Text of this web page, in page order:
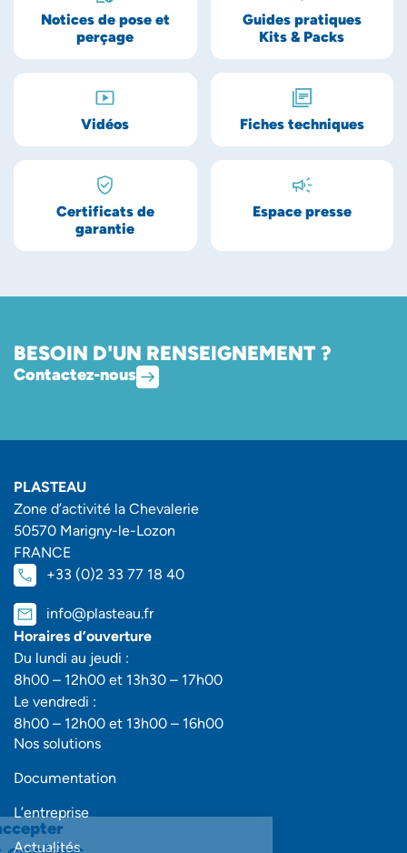
Notices de pose et
perçage
Guides pratiques
Kits & Packs
Vidéos Fiches techniques
Certificats de
garantie
Espace presse
BESOIN D'UN RENSEIGNEMENT ?
Contactez-nous
PLASTEAU
Zone d’activité la Chevalerie
50570 Marigny-le-Lozon
FRANCE
+33 (0)2 33 77 18 40
info@plasteau.fr
Horaires d’ouverture
Du lundi au jeudi :
8h00 – 12h00 et 13h30 – 17h00
Le vendredi :
8h00 – 12h00 et 13h00 – 16h00
Nos solutions
Documentation
L’entreprise
Actualités
Continuer sans accepter